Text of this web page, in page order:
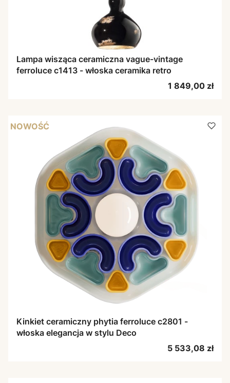
Lampa wisząca ceramiczna vague-vintage
ferroluce c1413 - włoska ceramika retro
Cena
1 849,00 zł
NOWOŚĆ
Kinkiet ceramiczny phytia ferroluce c2801 -
włoska elegancja w stylu Deco
Cena
5 533,08 zł